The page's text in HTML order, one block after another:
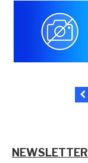
NEWSLETTER